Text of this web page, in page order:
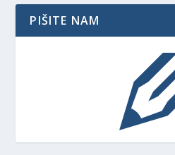
PIŠITE NAM